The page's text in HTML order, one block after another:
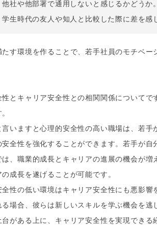
社や他部署で通用しないと感じるかどうか。
生時代の友人や知人と比較した際に差を感
す環境を作ることで、若手社員のモチベ
とキャリア安全性との相関関係について
言いますと心理的安全性の高い職場は、若
安全性を強化することができます。若手が
、職業的成長とキャリアの進展の機会が
成長を遂げることが可能です。
性の低い環境はキャリア安全性にも悪影
場合、彼らは新しいスキルを学ぶ機会を逃
がある上に、キャリア安全性を実現でき